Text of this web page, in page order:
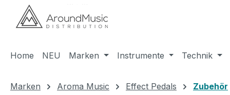
Hauptinhalt springen
Zur Suche springen
Zur Hauptnavigation springen
Home NEU Marken Instrumente Technik
Marken Aroma Music Effect Pedals Zubehör